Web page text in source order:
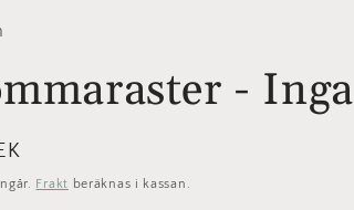
- Inga
Frakt beräknas i kassan.